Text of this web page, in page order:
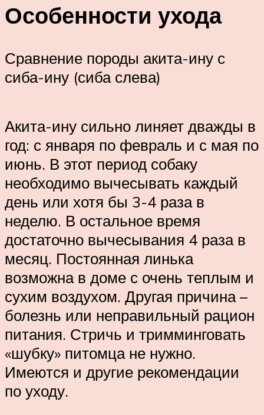
Особенности ухода
Сравнение породы акита-ину с
сиба-ину (сиба слева)
Акита-ину сильно линяет дважды в
год: с января по февраль и с мая по
июнь. В этот период собаку
необходимо вычесывать каждый
день или хотя бы 3-4 раза в
неделю. В остальное время
достаточно вычесывания 4 раза в
месяц. Постоянная линька
возможна в доме с очень теплым и
сухим воздухом. Другая причина –
болезнь или неправильный рацион
питания. Стричь и тримминговать
«шубку» питомца не нужно.
Имеются и другие рекомендации
по уходу.